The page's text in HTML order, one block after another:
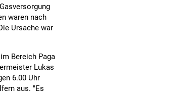
waren nach
Ursache war
Bereich Paga
Lukas
6.00 Uhr
aus. "Es